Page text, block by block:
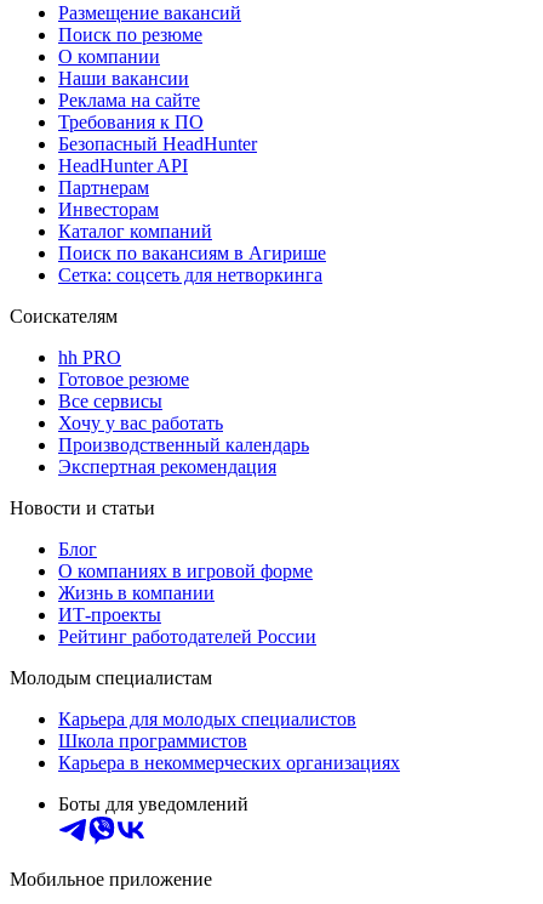
Размещение вакансий
Поиск по резюме
О компании
Наши вакансии
Реклама на сайте
Требования к ПО
Безопасный HeadHunter
HeadHunter API
Партнерам
Инвесторам
Каталог компаний
Поиск по вакансиям в Агирише
Сетка: соцсеть для нетворкинга
Соискателям
hh PRO
Готовое резюме
Все сервисы
Хочу у вас работать
Производственный календарь
Экспертная рекомендация
Новости и статьи
Блог
О компаниях в игровой форме
Жизнь в компании
ИТ-проекты
Рейтинг работодателей России
Молодым специалистам
Карьера для молодых специалистов
Школа программистов
Карьера в некоммерческих организациях
Боты для уведомлений
Мобильное приложение